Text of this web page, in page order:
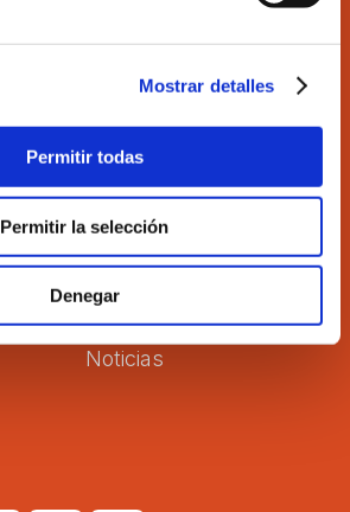
Mostrar detalles
Permitir todas
Permitir la selección
Denegar
Formación
Transparencia
Noticias